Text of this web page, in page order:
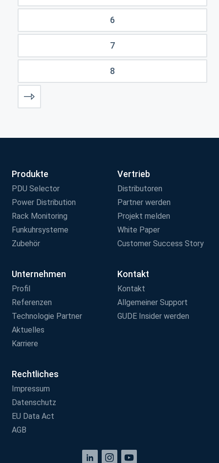
6
7
8
Produkte
PDU Selector
Power Distribution
Rack Monitoring
Funkuhrsysteme
Zubehör
Vertrieb
Distributoren
Partner werden
Projekt melden
White Paper
Customer Success Story
Unternehmen
Profil
Referenzen
Technologie Partner
Aktuelles
Karriere
Kontakt
Kontakt
Allgemeiner Support
GUDE Insider werden
Rechtliches
Impressum
Datenschutz
EU Data Act
AGB